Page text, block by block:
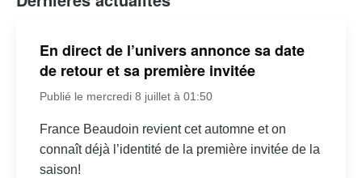
En direct de l’univers annonce sa date
de retour et sa première invitée
Publié le mercredi 8 juillet à 01:50
France Beaudoin revient cet automne et on
connaît déjà l’identité de la première invitée de la
saison!